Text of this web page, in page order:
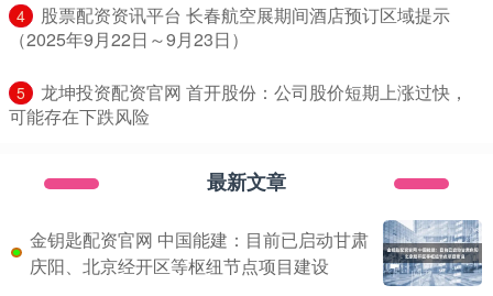
4
​股票配资资讯平台 长春航空展期间酒店预订区域提示
（2025年9月22日～9月23日）
5
​龙坤投资配资官网 首开股份：公司股价短期上涨过快，
可能存在下跌风险
最新文章
金钥匙配资官网 中国能建：目前已启动甘肃
庆阳、北京经开区等枢纽节点项目建设